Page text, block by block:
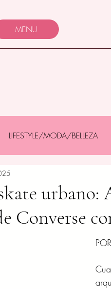
MENU
LIFESTYLE/MODA/BELLEZA
Y BEBÉS
urbano:
Converse